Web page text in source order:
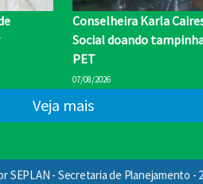
Conselheira Karla
Social doando
PET
07/08/2026
Veja mais
SEPLAN - Secretaria de Planejamento -